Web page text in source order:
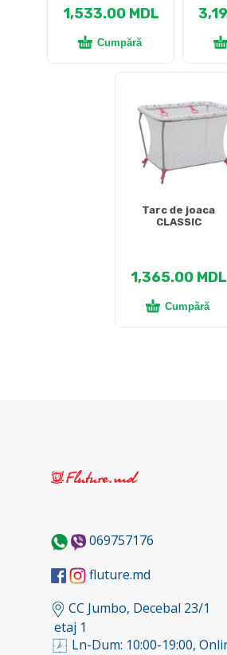
1,533.00 MDL
Cumpără
Tarc de joaca
CLASSIC
1,365.00 MDL
Cumpără
069757176
fluture.md
CC Jumbo, Decebal 23/1
etaj 1
Ln-Dum: 10:00-19:00,